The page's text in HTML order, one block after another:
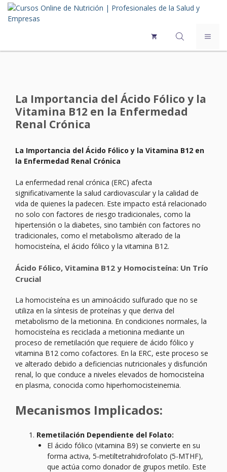
Saltar
contenido
La Importancia del Ácido Fólico y la
Vitamina B12 en la Enfermedad
Renal Crónica
La Importancia del Ácido Fólico y la Vitamina B12 en
la Enfermedad Renal Crónica
La enfermedad renal crónica (ERC) afecta
significativamente la salud cardiovascular y la calidad de
vida de quienes la padecen. Este impacto está relacionado
no solo con factores de riesgo tradicionales, como la
hipertensión o la diabetes, sino también con factores no
tradicionales, como el metabolismo alterado de la
homocisteína, el ácido fólico y la vitamina B12.
Ácido Fólico, Vitamina B12 y Homocisteína: Un Trío
Crucial
La homocisteína es un aminoácido sulfurado que no se
utiliza en la síntesis de proteínas y que deriva del
metabolismo de la metionina. En condiciones normales, la
homocisteína es reciclada a metionina mediante un
proceso de remetilación que requiere de ácido fólico y
vitamina B12 como cofactores. En la ERC, este proceso se
ve alterado debido a deficiencias nutricionales y disfunción
renal, lo que conduce a niveles elevados de homocisteína
en plasma, conocida como hiperhomocisteinemia.
Mecanismos Implicados:
Remetilación Dependiente del Folato:
El ácido fólico (vitamina B9) se convierte en su
forma activa, 5-metiltetrahidrofolato (5-MTHF),
que actúa como donador de grupos metilo. Este